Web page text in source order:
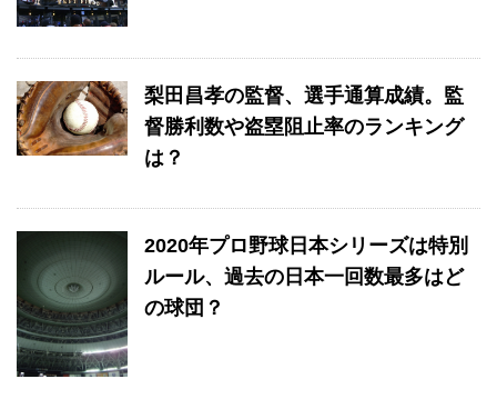
梨田昌孝の監督、選手通算成績。監
督勝利数や盗塁阻止率のランキング
は？
2020年プロ野球日本シリーズは特別
ルール、過去の日本一回数最多はど
の球団？